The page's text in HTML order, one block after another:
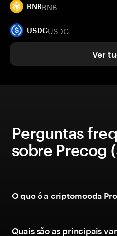
BNBBNB
USDCUSDC
Ver
Perguntas
sobre Precog
O que é a criptomoeda
Quais são as principais